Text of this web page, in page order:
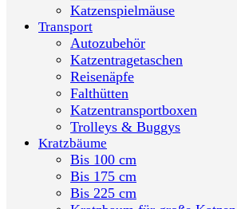
Katzenspielmäuse
Transport
Autozubehör
Katzentragetaschen
Reisenäpfe
Falthütten
Katzentransportboxen
Trolleys & Buggys
Kratzbäume
Bis 100 cm
Bis 175 cm
Bis 225 cm